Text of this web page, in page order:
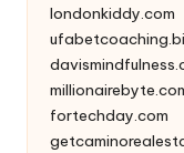
londonkiddy.com
fortechday.com